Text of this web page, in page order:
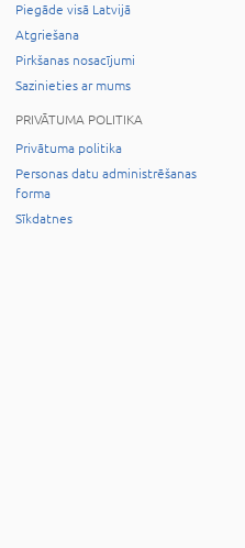
Piegāde visā Latvijā
Atgriešana
Pirkšanas nosacījumi
Sazinieties ar mums
PRIVĀTUMA POLITIKA
Privātuma politika
Personas datu administrēšanas
forma
Sīkdatnes